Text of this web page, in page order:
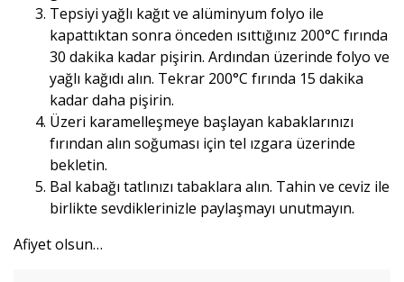
Tepsiyi yağlı kağıt ve alüminyum folyo ile
kapattıktan sonra önceden ısıttığınız 200°C fırında
30 dakika kadar pişirin. Ardından üzerinde folyo ve
yağlı kağıdı alın. Tekrar 200°C fırında 15 dakika
kadar daha pişirin.
Üzeri karamelleşmeye başlayan kabaklarınızı
fırından alın soğuması için tel ızgara üzerinde
bekletin.
Bal kabağı tatlınızı tabaklara alın. Tahin ve ceviz ile
birlikte sevdiklerinizle paylaşmayı unutmayın.
Afiyet olsun…